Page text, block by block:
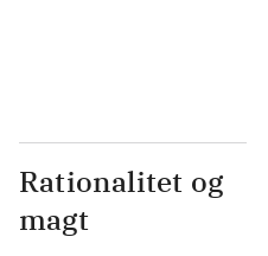
Rationalitet og
magt